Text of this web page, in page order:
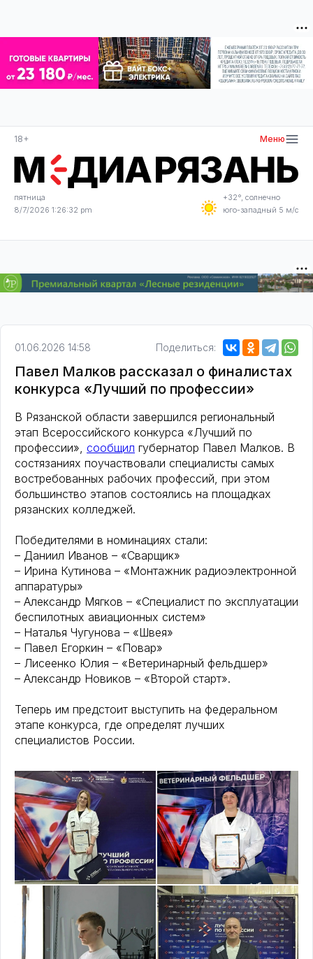
18+ Меню
пятница
8/7/2026 1:26:33 pm
+32°, солнечно
юго-западный 5 м/с
01.06.2026 14:58 Поделиться:
Павел Малков рассказал о финалистах
конкурса «Лучший по профессии»
В Рязанской области завершился региональный
этап Всероссийского конкурса «Лучший по
профессии», сообщил губернатор Павел Малков. В
состязаниях поучаствовали специалисты самых
востребованных рабочих профессий, при этом
большинство этапов состоялись на площадках
рязанских колледжей.
Победителями в номинациях стали:
– Даниил Иванов – «Сварщик»
– Ирина Кутинова – «Монтажник радиоэлектронной
аппаратуры»
– Александр Мягков – «Специалист по эксплуатации
беспилотных авиационных систем»
– Наталья Чугунова – «Швея»
– Павел Егоркин – «Повар»
– Лисеенко Юлия – «Ветеринарный фельдшер»
– Александр Новиков – «Второй старт».
Теперь им предстоит выступить на федеральном
этапе конкурса, где определят лучших
специалистов России.